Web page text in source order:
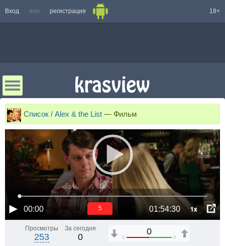
Вход или регистрация 18+
Список / Alex & the List — Фильм
00:00 01:54:30 1x
5
Просмотры
253
За сегодня
0
0
0 0